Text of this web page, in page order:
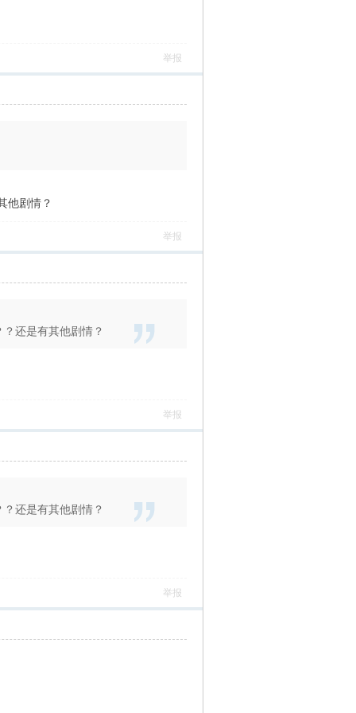
举报
他剧情？
举报
还是有其他剧情？
举报
还是有其他剧情？
举报